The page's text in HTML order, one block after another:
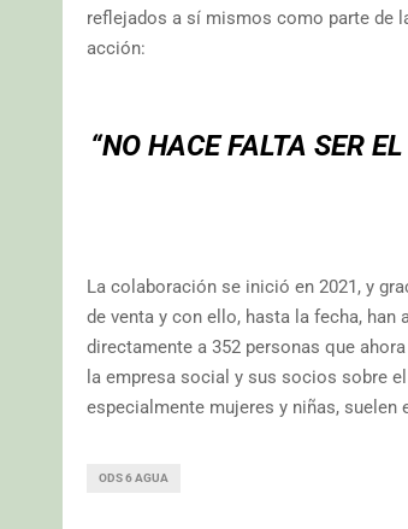
reflejados a sí mismos como parte de
acción:
“NO HACE FALTA SER
La colaboración se inició en 2021, y
de venta y con ello, hasta la fecha, han
directamente a 352 personas que
la empresa social y sus socios sobre
especialmente mujeres y niñas, suelen
ODS 6 AGUA